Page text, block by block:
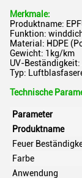
Merkmale:
Produktname:
Funktion:
Material: HDPE
Gewicht: 1kg/km
UV-Beständigkeit:
Typ:
Technische
Parameter
Produktname
Feuer
Farbe
Anwendung